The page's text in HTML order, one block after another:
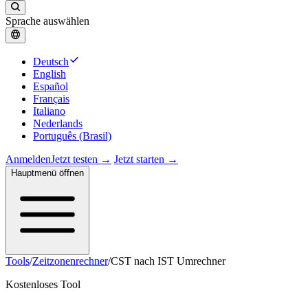
Sprache auswählen
Deutsch
English
Español
Français
Italiano
Nederlands
Português (Brasil)
AnmeldenJetzt testen → Jetzt starten →
Hauptmenü öffnen
Tools/Zeitzonenrechner/CST nach IST Umrechner
Kostenloses Tool